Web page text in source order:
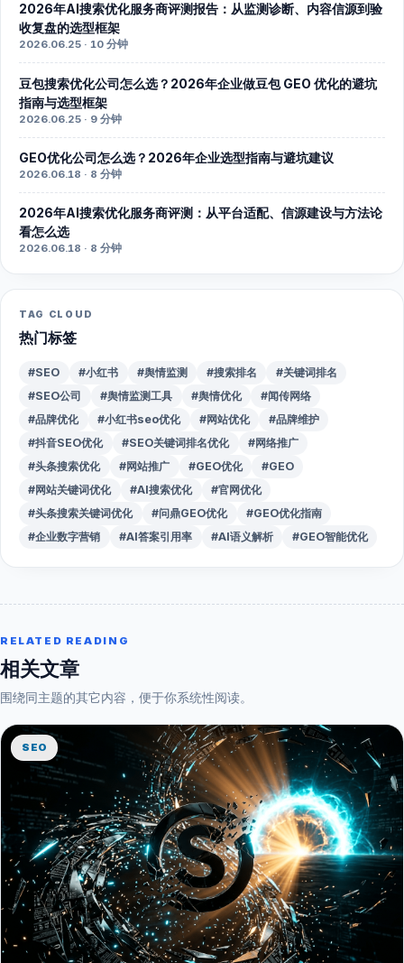
2026年AI搜索优化服务商评测报告：从监测诊断、内容信源到验
收复盘的选型框架
2026.06.25 · 10 分钟
豆包搜索优化公司怎么选？2026年企业做豆包 GEO 优化的避坑
指南与选型框架
2026.06.25 · 9 分钟
GEO优化公司怎么选？2026年企业选型指南与避坑建议
2026.06.18 · 8 分钟
2026年AI搜索优化服务商评测：从平台适配、信源建设与方法论
看怎么选
2026.06.18 · 8 分钟
TAG CLOUD
热门标签
#SEO #小红书 #舆情监测 #搜索排名
#关键词排名
#SEO公司
#舆情监测工具 #舆情优化
#闻传网络
#品牌优化
#小红书seo优化 #网站优化
#品牌维护
#抖音SEO优化
#SEO关键词排名优化
#网络推广
#头条搜索优化
#网站推广 #GEO优化
#GEO
#网站关键词优化
#AI搜索优化
#官网优化
#头条搜索关键词优化
#问鼎GEO优化
#GEO优化指南
#企业数字营销
#AI答案引用率 #AI语义解析 #GEO智能优化
RELATED READING
相关文章
围绕同主题的其它内容，便于你系统性阅读。
SEO